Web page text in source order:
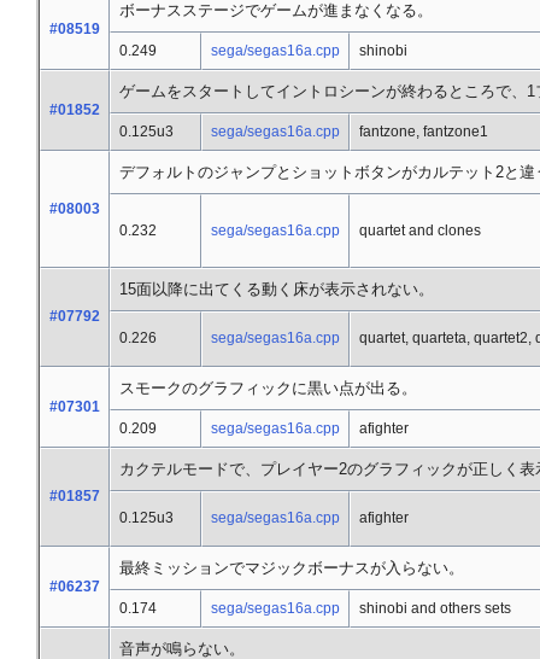
#08519
ボーナスステージでゲームが進まなくなる。
0.249 sega/segas16a.cpp shinobi
#01852
ゲームをスタートしてイントロシーンが終わるところで、
0.125u3 sega/segas16a.cpp fantzone, fantzone1
#08003
デフォルトのジャンプとショットボタンがカルテット2と違
0.232 sega/segas16a.cpp quartet and clones
#07792
15面以降に出てくる動く床が表示されない。
0.226 sega/segas16a.cpp quartet, quarteta, quartet2,
#07301
スモークのグラフィックに黒い点が出る。
0.209 sega/segas16a.cpp afighter
#01857
カクテルモードで、プレイヤー2のグラフィックが正しく
0.125u3 sega/segas16a.cpp afighter
#06237
最終ミッションでマジックボーナスが入らない。
0.174 sega/segas16a.cpp shinobi and others sets
音声が鳴らない。